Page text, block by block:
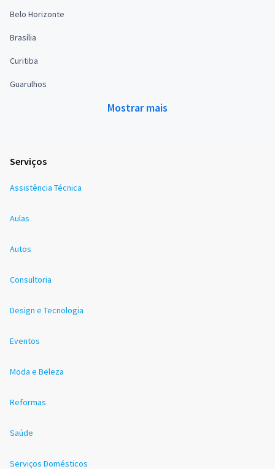
Belo Horizonte
Brasília
Curitiba
Guarulhos
Mostrar mais
Serviços
Assistência Técnica
Aulas
Autos
Consultoria
Design e Tecnologia
Eventos
Moda e Beleza
Reformas
Saúde
Serviços Domésticos